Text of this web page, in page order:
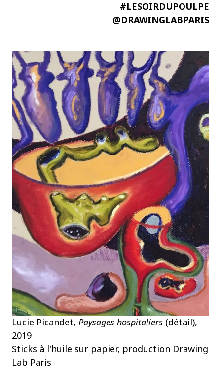
#LESOIRDUPOULPE
@DRAWINGLABPARIS
Lucie Picandet, Paysages hospitaliers (détail),
2019
Sticks à l'huile sur papier, production Drawing
Lab Paris